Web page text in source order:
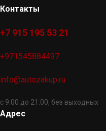
Контакты
+7 915 195 53 21
+971545884497
info@autozakup.ru
с 9:00 до 21:00, без выходных
Адрес